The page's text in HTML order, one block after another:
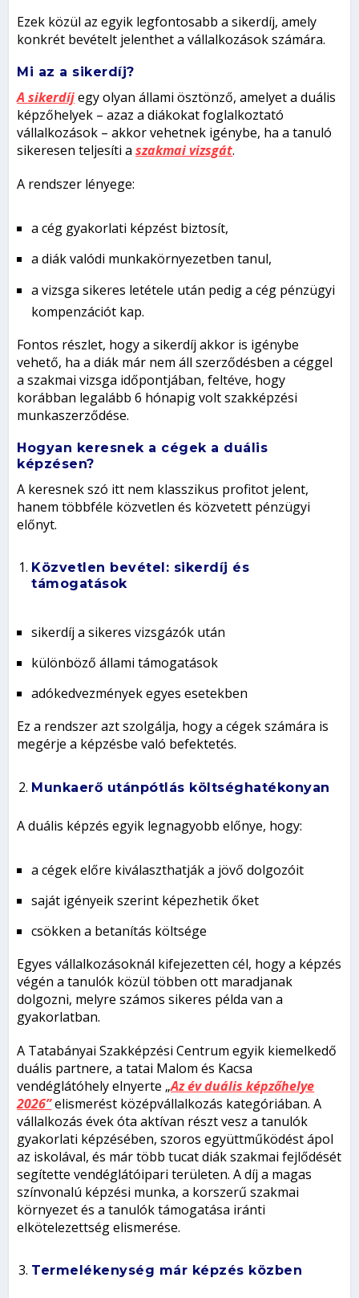
Ezek közül az egyik legfontosabb a sikerdíj, amely
konkrét bevételt jelenthet a vállalkozások számára.
Mi az a sikerdíj?
A sikerdíjegy olyan állami ösztönző, amelyet a duális
képzőhelyek – azaz a diákokat foglalkoztató
vállalkozások – akkor vehetnek igénybe, ha a tanuló
sikeresen teljesíti aszakmai vizsgát.
A rendszer lényege:
a cég gyakorlati képzést biztosít,
a diák valódi munkakörnyezetben tanul,
a vizsga sikeres letétele után pedig a cég pénzügyi
kompenzációt kap.
Fontos részlet, hogy a sikerdíj akkor is igénybe
vehető, ha a diák már nem áll szerződésben a céggel
a szakmai vizsga időpontjában, feltéve, hogy
korábban legalább 6 hónapig volt szakképzési
munkaszerződése.
Hogyan keresnek a cégek a duális
képzésen?
A keresnek szó itt nem klasszikus profitot jelent,
hanem többféle közvetlen és közvetett pénzügyi
előnyt.
Közvetlen bevétel: sikerdíj és
támogatások
sikerdíj a sikeres vizsgázók után
különböző állami támogatások
adókedvezmények egyes esetekben
Ez a rendszer azt szolgálja, hogy a cégek számára is
megérje a képzésbe való befektetés.
Munkaerő utánpótlás költséghatékonyan
A duális képzés egyik legnagyobb előnye, hogy:
a cégek előre kiválaszthatják a jövő dolgozóit
saját igényeik szerint képezhetik őket
csökken a betanítás költsége
Egyes vállalkozásoknál kifejezetten cél, hogy a képzés
végén a tanulók közül többen ott maradjanak
dolgozni, melyre számos sikeres példa van a
gyakorlatban.
A Tatabányai Szakképzési Centrum egyik kiemelkedő
duális partnere, a tatai Malom és Kacsa
vendéglátóhely elnyerte „Az év duális képzőhelye
2026”elismerést középvállalkozás kategóriában. A
vállalkozás évek óta aktívan részt vesz a tanulók
gyakorlati képzésében, szoros együttműködést ápol
az iskolával, és már több tucat diák szakmai fejlődését
segítette vendéglátóipari területen. A díj a magas
színvonalú képzési munka, a korszerű szakmai
környezet és a tanulók támogatása iránti
elkötelezettség elismerése.
Termelékenység már képzés közben